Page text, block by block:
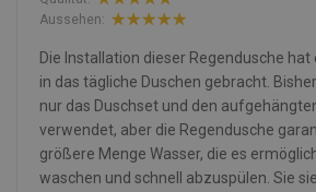
Aussehen:
Die Installation dieser Regendusche
in das tägliche Duschen gebracht.
nur das Duschset und den
verwendet, aber die Regendusche
größere Menge Wasser, die es
waschen und schnell abzuspülen. Sie